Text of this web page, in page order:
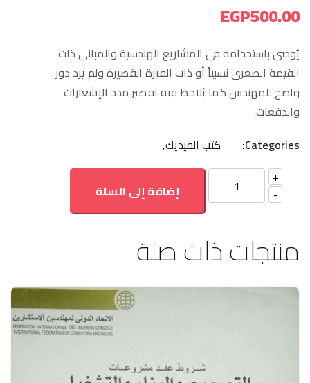
EGP500.00
يُوصى باستخدامه في المشاريع الهندسية والمباني ذات
القيمة الصغرى نسبياً أو ذات الفترة القصيرة ولم يرد دور
واضح للمهندس كما يُلاحظ فيه تقصير مدد الإشعارات
والدفعات.
Categories:
كتب الفيديك,
إضافة إلى السلة
منتجات ذات صلة